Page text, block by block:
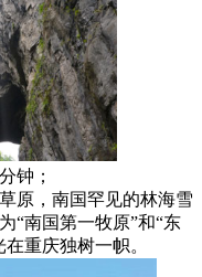
钟；
原，南国罕见的林海雪
“南国第一牧原”和“东
重庆独树一帜。